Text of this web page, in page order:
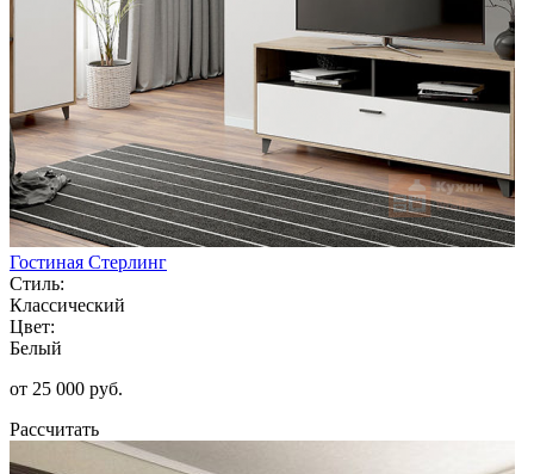
Гостиная Стерлинг
Стиль:
Классический
Цвет:
Белый
от 25 000 руб.
Рассчитать